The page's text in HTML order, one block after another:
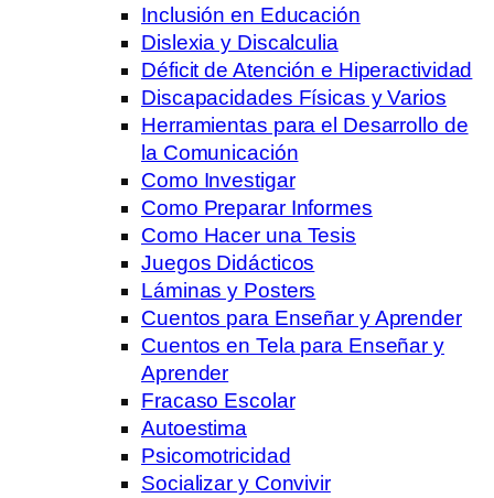
Inclusión en Educación
Dislexia y Discalculia
Déficit de Atención e Hiperactividad
Discapacidades Físicas y Varios
Herramientas para el Desarrollo de
la Comunicación
Como Investigar
Como Preparar Informes
Como Hacer una Tesis
Juegos Didácticos
Láminas y Posters
Cuentos para Enseñar y Aprender
Cuentos en Tela para Enseñar y
Aprender
Fracaso Escolar
Autoestima
Psicomotricidad
Socializar y Convivir